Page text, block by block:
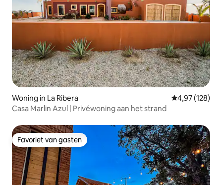
Woning in La Ribera Gemiddelde
4,97 (128)
Casa Marlin Azul | Privéwoning aan het strand
Favoriet van gasten
Favoriet van gasten